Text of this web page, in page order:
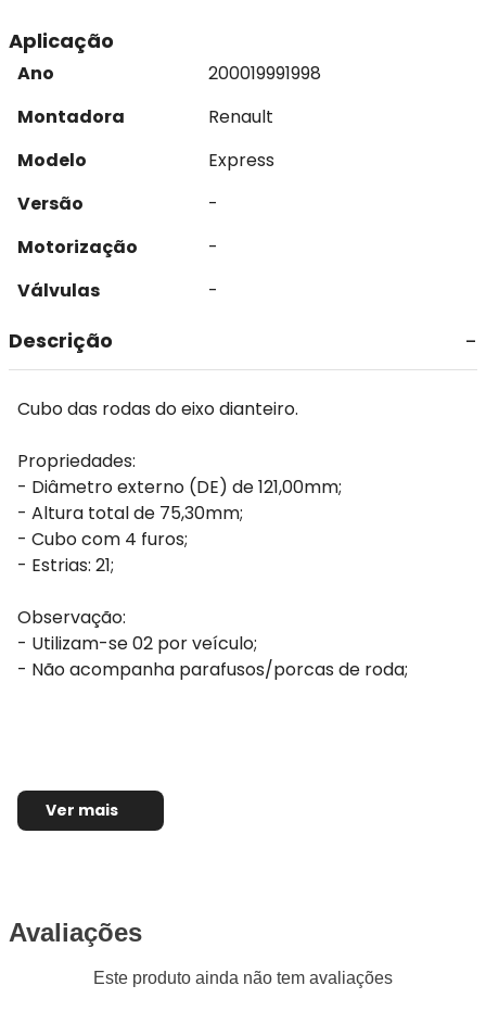
Aplicação
Ano 200019991998
Montadora
Renault
Modelo
Express
Versão
-
Motorização
-
Válvulas
-
Descrição
Cubo das rodas do eixo dianteiro.
Propriedades:
- Diâmetro externo (DE) de 121,00mm;
- Altura total de 75,30mm;
- Cubo com 4 furos;
- Estrias: 21;
Observação:
- Utilizam-se 02 por veículo;
- Não acompanha parafusos/porcas de roda;
Ver mais
Avaliações
Este produto ainda não tem avaliações